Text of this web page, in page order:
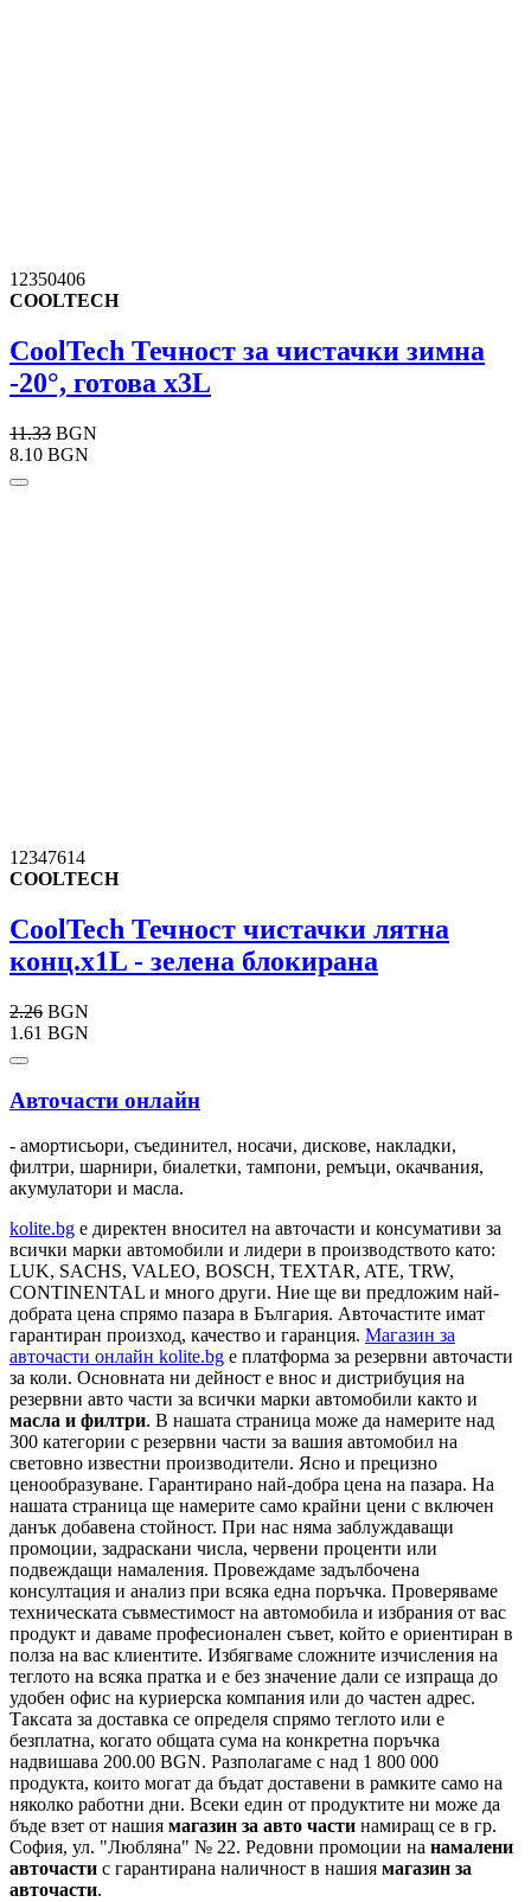
12350406
COOLTECH
CoolTech Течност за чистачки зимна
-20°, готова x3L
11.33 BGN
8.10 BGN
12347614
COOLTECH
CoolTech Течност чистачки лятна
конц.x1L - зелена блокирана
2.26 BGN
1.61 BGN
Авточасти онлайн
- амортисьори, съединител, носачи, дискове, накладки,
филтри, шарнири, биалетки, тампони, ремъци, окачвания,
акумулатори и масла.
kolite.bg e директен вносител на авточасти и консумативи за
всички марки автомобили и лидери в производството като:
LUK, SACHS, VALEO, BOSCH, TEXTAR, ATE, TRW,
CONTINENTAL и много други. Ние ще ви предложим най-
добрата цена спрямо пазара в България. Авточастите имат
гарантиран произход, качество и гаранция. Магазин за
авточасти онлайн kolite.bg е платформа за резервни авточасти
за коли. Основната ни дейност е внос и дистрибуция на
резервни авто части за всички марки автомобили както и
масла и филтри. В нашата страница може да намерите над
300 категории с резервни части за вашия автомобил на
световно известни производители. Ясно и прецизно
ценообразуване. Гарантирано най-добра цена на пазара. На
нашата страница ще намерите само крайни цени с включен
данък добавена стойност. При нас няма заблуждаващи
промоции, задраскани числа, червени проценти или
подвеждащи намаления. Провеждаме задълбочена
консултация и анализ при всяка една поръчка. Проверяваме
техническата съвместимост на автомобила и избрания от вас
продукт и даваме професионален съвет, който е ориентиран в
полза на вас клиентите. Избягваме сложните изчисления на
теглото на всяка пратка и е без значение дали се изпраща до
удобен офис на куриерска компания или до частен адрес.
Таксата за доставка се определя спрямо теглото или е
безплатна, когато общата сума на конкретна поръчка
надвишава 200.00 BGN. Разполагаме с над 1 800 000
продукта, които могат да бъдат доставени в рамките само на
няколко работни дни. Всеки един от продуктите ни може да
бъде взет от нашия магазин за авто части намиращ се в гр.
София, ул. "Любляна" № 22. Редовни промоции на намалени
авточасти с гарантирана наличност в нашия магазин за
авточасти.